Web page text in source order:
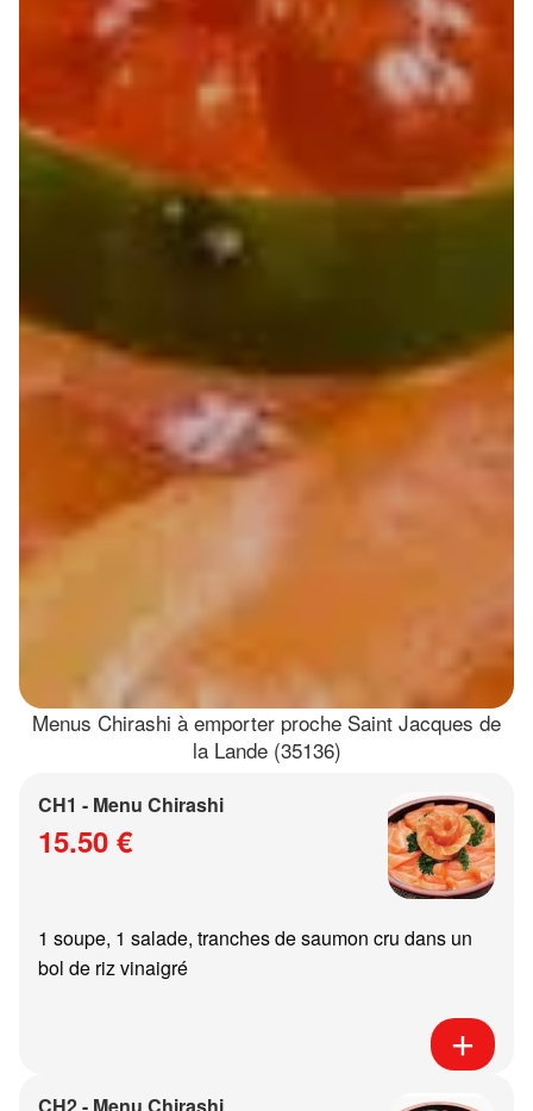
Menus Chirashi à emporter proche Saint Jacques de
la Lande (35136)
CH1 - Menu Chirashi
15.50 €
1 soupe, 1 salade, tranches de saumon cru dans un
bol de riz vinaigré